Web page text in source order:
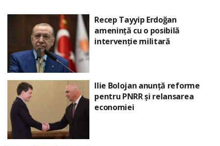
Recep Tayyip Erdoğan
amenință cu o posibilă
intervenție militară
Ilie Bolojan anunță reforme
pentru PNRR și relansarea
economiei